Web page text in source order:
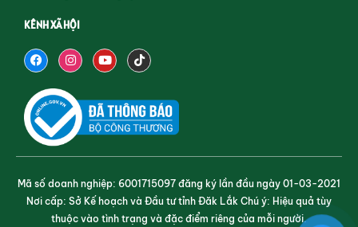
KÊNH XÃ HỘI
Mã số doanh nghiệp: 6001715097 đăng ký lần đầu ngày 01-03-2021
Nơi cấp: Sở Kế hoạch và Đầu tư tỉnh Đăk Lắk Chú ý: Hiệu quả tùy
thuộc vào tình trạng và đặc điểm riêng của mỗi người.